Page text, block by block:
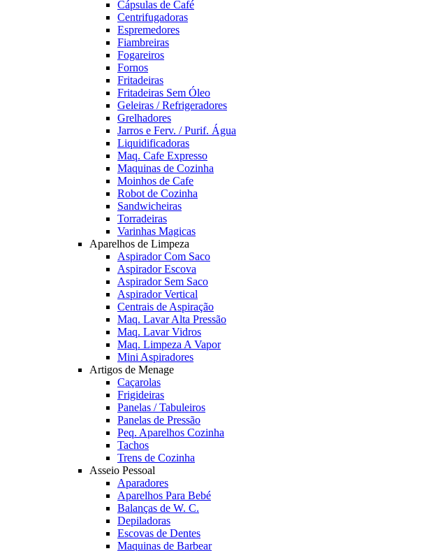
Cápsulas de Café
Centrifugadoras
Espremedores
Fiambreiras
Fogareiros
Fornos
Fritadeiras
Fritadeiras Sem Óleo
Geleiras / Refrigeradores
Grelhadores
Jarros e Ferv. / Purif. Água
Liquidificadoras
Maq. Cafe Expresso
Maquinas de Cozinha
Moinhos de Cafe
Robot de Cozinha
Sandwicheiras
Torradeiras
Varinhas Magicas
Aparelhos de Limpeza
Aspirador Com Saco
Aspirador Escova
Aspirador Sem Saco
Aspirador Vertical
Centrais de Aspiração
Maq. Lavar Alta Pressão
Maq. Lavar Vidros
Maq. Limpeza A Vapor
Mini Aspiradores
Artigos de Menage
Caçarolas
Frigideiras
Panelas / Tabuleiros
Panelas de Pressão
Peq. Aparelhos Cozinha
Tachos
Trens de Cozinha
Asseio Pessoal
Aparadores
Aparelhos Para Bebé
Balanças de W. C.
Depiladoras
Escovas de Dentes
Maquinas de Barbear